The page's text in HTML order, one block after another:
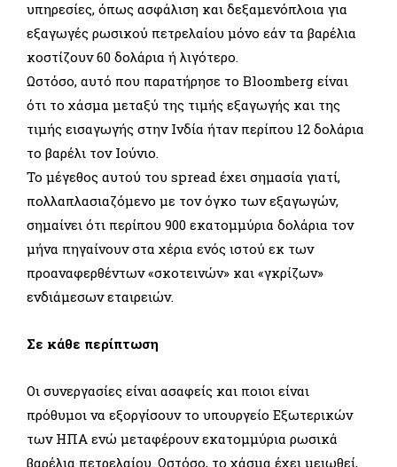
υπηρεσίες, όπως ασφάλιση και δεξαμενόπλοια για
εξαγωγές ρωσικού πετρελαίου μόνο εάν τα βαρέλια
κοστίζουν 60 δολάρια ή λιγότερο.
Ωστόσο, αυτό που παρατήρησε το Bloomberg είναι
ότι το χάσμα μεταξύ της τιμής εξαγωγής και της
τιμής εισαγωγής στην Ινδία ήταν περίπου 12 δολάρια
το βαρέλι τον Ιούνιο.
Το μέγεθος αυτού του spread έχει σημασία γιατί,
πολλαπλασιαζόμενο με τον όγκο των εξαγωγών,
σημαίνει ότι περίπου 900 εκατομμύρια δολάρια τον
μήνα πηγαίνουν στα χέρια ενός ιστού εκ των
προαναφερθέντων «σκοτεινών» και «γκρίζων»
ενδιάμεσων εταιρειών.
Σε κάθε περίπτωση
Οι συνεργασίες είναι ασαφείς και ποιοι είναι
πρόθυμοι να εξοργίσουν το υπουργείο Εξωτερικών
των ΗΠΑ ενώ μεταφέρουν εκατομμύρια ρωσικά
βαρέλια πετρελαίου. Ωστόσο, το χάσμα έχει μειωθεί,